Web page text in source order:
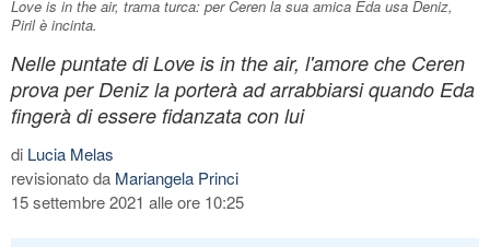
Love is in the air, trama turca: per Ceren la sua amica Eda usa Deniz,
Piril è incinta.
Nelle puntate di Love is in the air, l'amore che Ceren
prova per Deniz la porterà ad arrabbiarsi quando Eda
fingerà di essere fidanzata con lui
di Lucia Melas
revisionato da Mariangela Princi
15 settembre 2021 alle ore 10:25